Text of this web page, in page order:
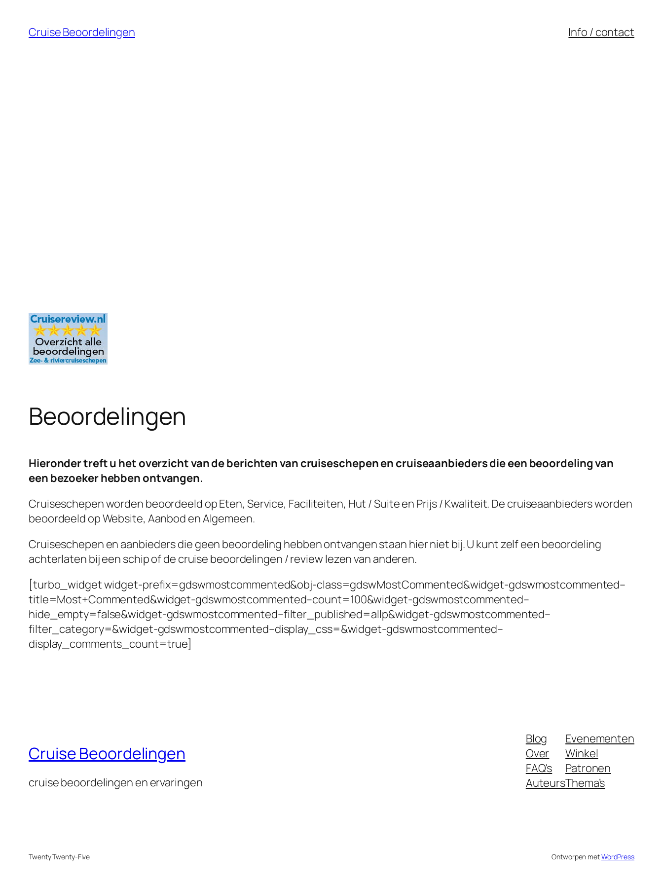
Cruise Beoordelingen Info / contact
Beoordelingen
Hieronder treft u het overzicht van de berichten van cruiseschepen en cruiseaanbieders die een beoordeling van
een bezoeker hebben ontvangen.
Cruiseschepen worden beoordeeld op Eten, Service, Faciliteiten, Hut / Suite en Prijs / Kwaliteit. De cruiseaanbieders worden
beoordeeld op Website, Aanbod en Algemeen.
Cruiseschepen en aanbieders die geen beoordeling hebben ontvangen staan hier niet bij. U kunt zelf een beoordeling
achterlaten bij een schip of de cruise beoordelingen / review lezen van anderen.
[turbo_widget widget-prefix=gdswmostcommented&obj-class=gdswMostCommented&widget-gdswmostcommented–
title=Most+Commented&widget-gdswmostcommented–count=100&widget-gdswmostcommented–
hide_empty=false&widget-gdswmostcommented–filter_published=allp&widget-gdswmostcommented–
filter_category=&widget-gdswmostcommented–display_css=&widget-gdswmostcommented–
display_comments_count=true]
Cruise Beoordelingen
cruise beoordelingen en ervaringen
Blog
Over
FAQ's
Auteurs
Evenementen
Winkel
Patronen
Thema’s
Twenty Twenty-Five Ontworpen metWordPress